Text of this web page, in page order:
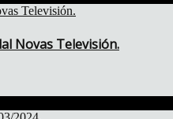
Novas Televisión.